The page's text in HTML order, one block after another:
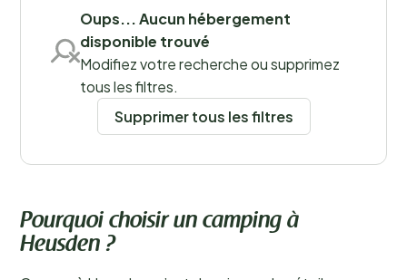
Sauvegarder les filtres
Oups... Aucun hébergement
disponible trouvé
Modifiez votre recherche ou supprimez
tous les filtres.
Supprimer tous les filtres
Pourquoi choisir un camping à
Heusden ?